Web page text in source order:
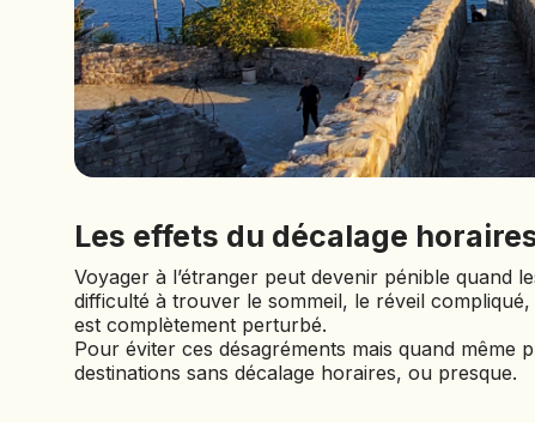
BURUNDI
CAMBODGE
CAP VERT
CHILI
CHINE
COLOMBIE
CORÉE DU SUD
COSTA RICA
DJIBOUTI
Les effets du décalage
Voyager à l’étranger peut devenir pénible quand
difficulté à trouver le sommeil, le réveil
est complètement perturbé.
Pour éviter ces désagréments mais quand même
destinations sans décalage horaires, ou presque.